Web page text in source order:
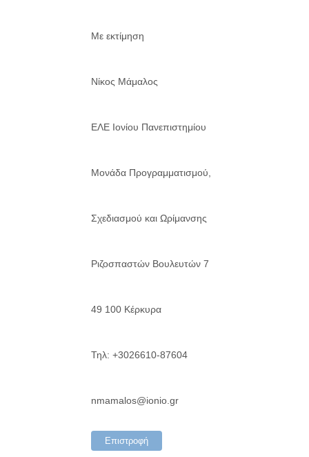
Με εκτίμηση
Νίκος Μάμαλος
ΕΛΕ Ιονίου Πανεπιστημίου
Μονάδα Προγραμματισμού,
Σχεδιασμού και Ωρίμανσης
Ριζοσπαστών Βουλευτών 7
49 100 Κέρκυρα
Τηλ: +3026610-87604
nmamalos@ionio.gr
Επιστροφή